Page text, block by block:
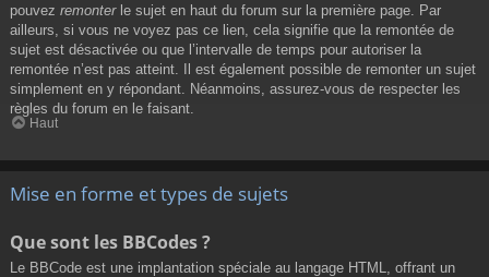
pouvez remonterle sujet en haut du forum sur la première page. Par
ailleurs, si vous ne voyez pas ce lien, cela signifie que la remontée de
sujet est désactivée ou que l’intervalle de temps pour autoriser la
remontée n’est pas atteint. Il est également possible de remonter un sujet
simplement en y répondant. Néanmoins, assurez-vous de respecter les
règles du forum en le faisant.
Haut
Mise en forme et types de sujets
Que sont les BBCodes ?
Le BBCode est une implantation spéciale au langage HTML, offrant un